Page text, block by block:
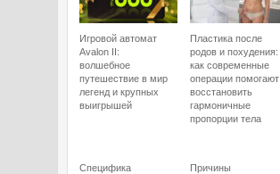
Игровой автомат
Avalon II:
волшебное
путешествие в мир
легенд и крупных
выигрышей
Пластика после
родов и похудения:
как современные
операции помогают
восстановить
гармоничные
пропорции тела
Специфика
Причины